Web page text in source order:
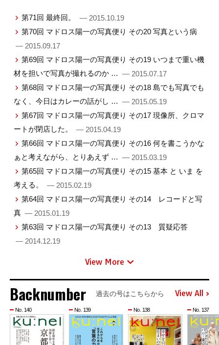
第71回 最終回。
— 2015.10.19
第70回 マドロス陽一の写真便り その20 写真という病
— 2015.09.17
第69回 マドロス陽一の写真便り その19 いつまで重い機
材を担いで写真が撮れるのか … — 2015.07.17
第68回 マドロス陽一の写真便り その18 島でも写真でも
なく、今日はカレーの話がし … — 2015.05.19
第67回 マドロス陽一の写真便り その17 現像所、クロマ
ートが閉店した。
— 2015.04.19
第66回 マドロス陽一の写真便り その16 何を書こうかな
ぁと考えながら、とりあえず … — 2015.03.19
第65回 マドロス陽一の写真便り その15 基本 と いま を
考える。
— 2015.02.19
第64回 マドロス陽一の写真便り その14 レコードと写
真 — 2015.01.19
第63回 マドロス陽一の写真便り その13 質疑応答
— 2014.12.19
View More
Backnumber 過去の号はこちらから View All
No. 140 No. 139 No. 138 No. 137